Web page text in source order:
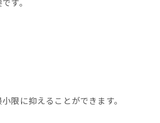
ィ
法
ト
す。
限に抑えることができます。